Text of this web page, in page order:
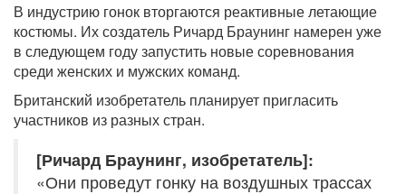
В индустрию гонок вторгаются реактивные летающие
костюмы. Их создатель Ричард Браунинг намерен уже
в следующем году запустить новые соревнования
среди женских и мужских команд.
Британский изобретатель планирует пригласить
участников из разных стран.
[Ричард Браунинг, изобретатель]:
«Они проведут гонку на воздушных трассах